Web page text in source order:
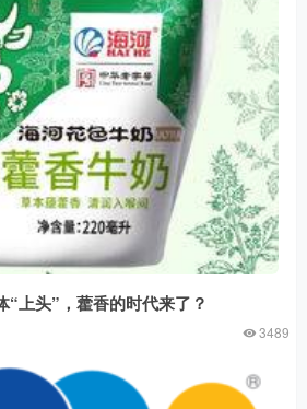
“上头”，藿香的时代来了？
3489